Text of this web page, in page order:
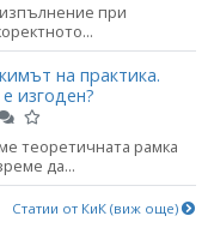
при
на практика.
изгоден?
теоретичната рамка
да...
Статии от КиК (виж още)